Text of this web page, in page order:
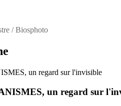
/ Biosphoto
un regard sur